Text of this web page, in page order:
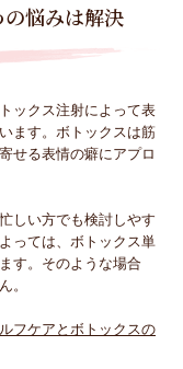
悩みは解決
ックス注射によって表
ます。ボトックスは筋
せる表情の癖にアプロ
しい方でも検討しやす
っては、ボトックス単
す。そのような場合
。
フケアとボトックスの